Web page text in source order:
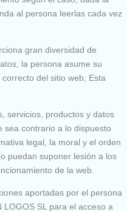
al persona leerlas cada vez
gran diversidad de
la persona asume su
del sitio web, Esta
servicios, productos y datos
sea contrario a lo dispuesto
legal, la moral y el orden
puedan suponer lesión a los
de la web.
aportadas por el persona
SL para el acceso a